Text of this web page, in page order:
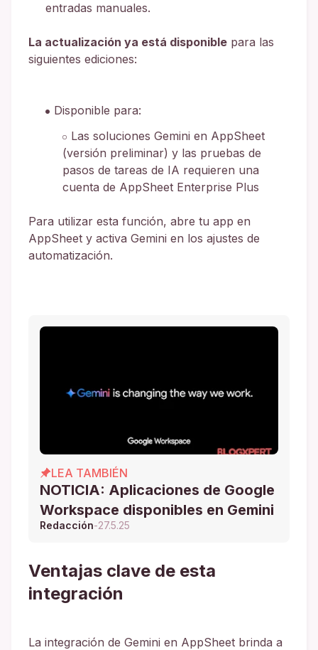
entradas manuales.
La actualización ya está disponible para las
siguientes ediciones:
Disponible para:
Las soluciones Gemini en AppSheet
(versión preliminar) y las pruebas de
pasos de tareas de IA requieren una
cuenta de AppSheet Enterprise Plus
Para utilizar esta función, abre tu app en
AppSheet y activa Gemini en los ajustes de
automatización.
LEA TAMBIÉN
NOTICIA: Aplicaciones de Google
Workspace disponibles en Gemini
Redacción-27.5.25
Ventajas clave de esta
integración
La integración de Gemini en AppSheet brinda a